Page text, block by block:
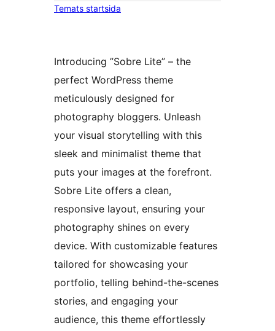
Temats startsida
Introducing ”Sobre Lite” – the
perfect WordPress theme
meticulously designed for
photography bloggers. Unleash
your visual storytelling with this
sleek and minimalist theme that
puts your images at the forefront.
Sobre Lite offers a clean,
responsive layout, ensuring your
photography shines on every
device. With customizable features
tailored for showcasing your
portfolio, telling behind-the-scenes
stories, and engaging your
audience, this theme effortlessly